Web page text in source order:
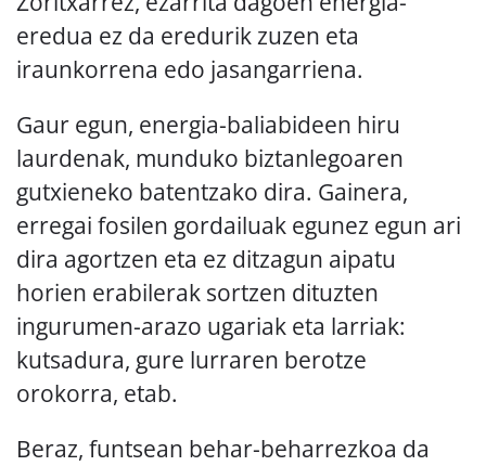
eredua ez da eredurik zuzen eta
iraunkorrena edo jasangarriena.
Gaur egun, energia-baliabideen hiru
laurdenak, munduko biztanlegoaren
gutxieneko batentzako dira. Gainera,
erregai fosilen gordailuak egunez egun ari
dira agortzen eta ez ditzagun aipatu
horien erabilerak sortzen dituzten
ingurumen-arazo ugariak eta larriak:
kutsadura, gure lurraren berotze
orokorra, etab.
Beraz, funtsean behar-beharrezkoa da